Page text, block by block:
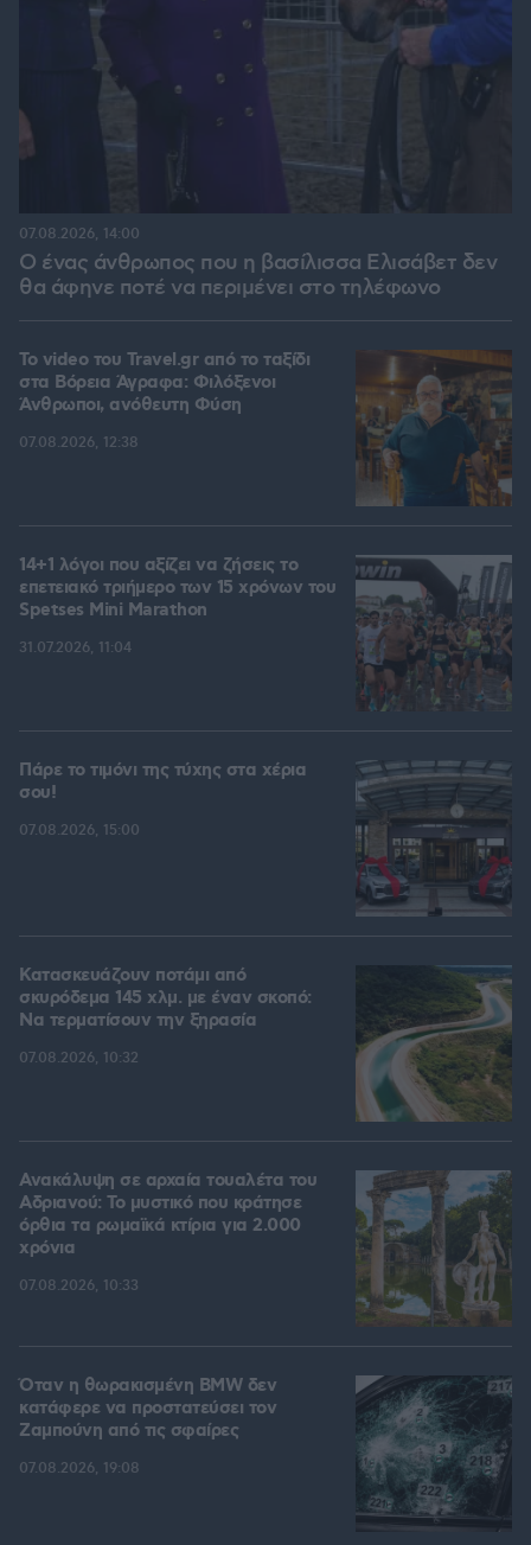
Ο ένας άνθρωπος που η βασίλισσα Ελισάβετ δεν
θα άφηνε ποτέ να περιμένει στο τηλέφωνο
07.08.2026, 14:00
To video του Travel.gr από το ταξίδι
στα Βόρεια Άγραφα: Φιλόξενοι
Άνθρωποι, ανόθευτη Φύση
07.08.2026, 12:38
14+1 λόγοι που αξίζει να ζήσεις το
επετειακό τριήμερο των 15 χρόνων του
Spetses Mini Marathon
31.07.2026, 11:04
Πάρε το τιμόνι της τύχης στα χέρια
σου!
07.08.2026, 15:00
Κατασκευάζουν ποτάμι από
σκυρόδεμα 145 χλμ. με έναν σκοπό:
Να τερματίσουν την ξηρασία
07.08.2026, 10:32
Ανακάλυψη σε αρχαία τουαλέτα του
Αδριανού: Το μυστικό που κράτησε
όρθια τα ρωμαϊκά κτίρια για 2.000
χρόνια
07.08.2026, 10:33
Όταν η θωρακισμένη BMW δεν
κατάφερε να προστατεύσει τον
Ζαμπούνη από τις σφαίρες
07.08.2026, 19:08